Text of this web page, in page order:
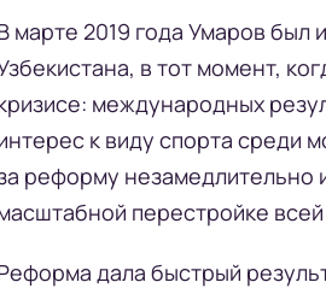
марте 2019 года Умаров
в тот момент,
международных
к виду спорта среди
реформу незамедлительно
перестройке
дала быстрый